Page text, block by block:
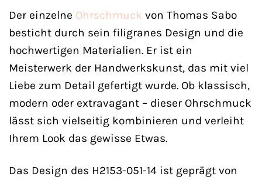
Der einzelne Ohrschmuck von Thomas Sabo
besticht durch sein filigranes Design und die
hochwertigen Materialien. Er ist ein
Meisterwerk der Handwerkskunst, das mit viel
Liebe zum Detail gefertigt wurde. Ob klassisch,
modern oder extravagant – dieser Ohrschmuck
lässt sich vielseitig kombinieren und verleiht
Ihrem Look das gewisse Etwas.
Das Design des H2153-051-14 ist geprägt von